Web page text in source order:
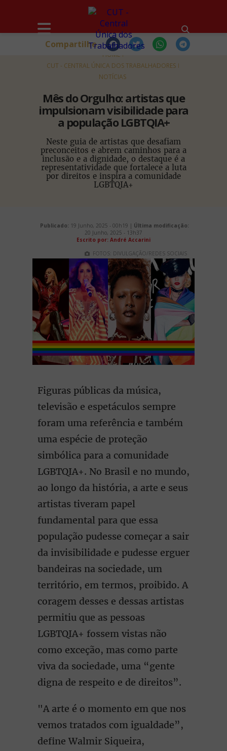
HOME
CUT - CENTRAL ÚNICA DOS TRABALHADORES
NOTÍCIAS
Mês do Orgulho: artistas que
impulsionam visibilidade para
a população LGBTQIA+
Neste guia de artistas que desafiam
preconceitos e abrem caminhos para a
inclusão e a dignidade, o destaque é a
representatividade que fortalece a luta
por direitos e inspira a comunidade
LGBTQIA+
Compartilhe
Publicado: 19 Junho, 2025 - 00h19 | Última modificação:
20 Junho, 2025 - 13h37
Escrito por: André Accarini
FOTOS: DIVULGAÇÃO/REDES SOCIAIS
Figuras públicas da música,
televisão e espetáculos sempre
foram uma referência e também
uma espécie de proteção
simbólica para a comunidade
LGBTQIA+. No Brasil e no mundo,
ao longo da história, a arte e seus
artistas tiveram papel
fundamental para que essa
população pudesse começar a sair
da invisibilidade e pudesse erguer
bandeiras na sociedade, um
território, em termos, proibido. A
coragem desses e dessas artistas
permitiu que as pessoas
LGBTQIA+ fossem vistas não
como exceção, mas como parte
viva da sociedade, uma “gente
digna de respeito e de direitos”.
"A arte é o momento em que nos
vemos tratados com igualdade”,
define Walmir Siqueira,